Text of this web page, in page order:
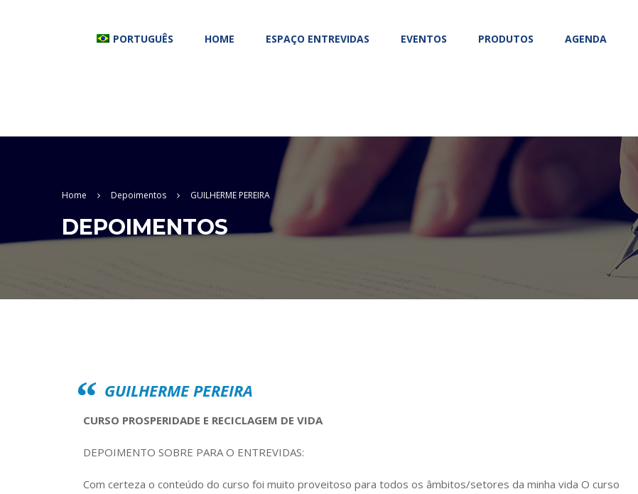
PORTUGUÊS HOME ESPAÇO ENTREVIDAS EVENTOS PRODUTOS AGENDA
Home Depoimentos GUILHERME PEREIRA
DEPOIMENTOS
GUILHERME PEREIRA
CURSO PROSPERIDADE E RECICLAGEM DE VIDA
DEPOIMENTO SOBRE PARA O ENTREVIDAS:
Com certeza o conteúdo do curso foi muito proveitoso para todos os âmbitos/setores da minha vida O curso